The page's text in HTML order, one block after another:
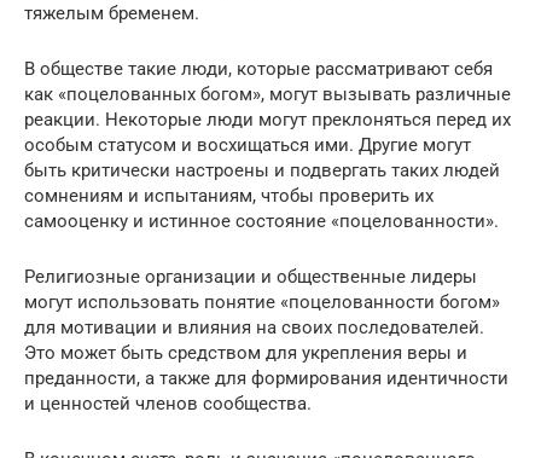
тяжелым бременем.
В обществе такие люди, которые рассматривают себя
как «поцелованных богом», могут вызывать различные
реакции. Некоторые люди могут преклоняться перед их
особым статусом и восхищаться ими. Другие могут
быть критически настроены и подвергать таких людей
сомнениям и испытаниям, чтобы проверить их
самооценку и истинное состояние «поцелованности».
Религиозные организации и общественные лидеры
могут использовать понятие «поцелованности богом»
для мотивации и влияния на своих последователей.
Это может быть средством для укрепления веры и
преданности, а также для формирования идентичности
и ценностей членов сообщества.